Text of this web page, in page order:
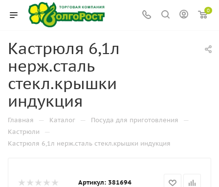
0
Кастрюля 6,1л
нерж.сталь
стекл.крышки
индукция
Главная — Каталог — Посуда для приготовления —
Кастрюли —
Кастрюля 6,1л нерж.сталь стекл.крышки индукция
Артикул: 381694